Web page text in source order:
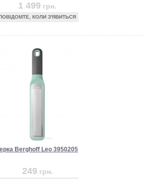
1 499 грн.
КОЛИ З'ЯВИТЬСЯ
Berghoff Leo 3950205
249 грн.